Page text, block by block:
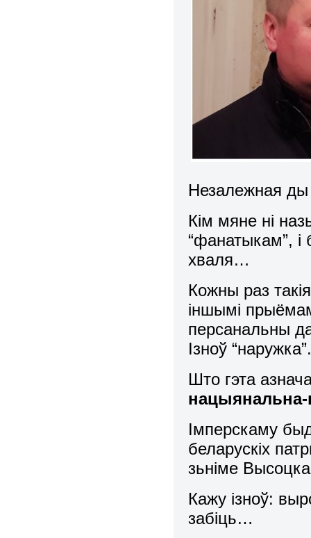
Незалежная
Кім мяне ні
“фанатыкам”, і
хваля…
Кожны раз
іншымі
персанальны
Ізноў
Што гэта
Імперскаму
беларускіх
зьніме
Кажу ізноў:
забіць…